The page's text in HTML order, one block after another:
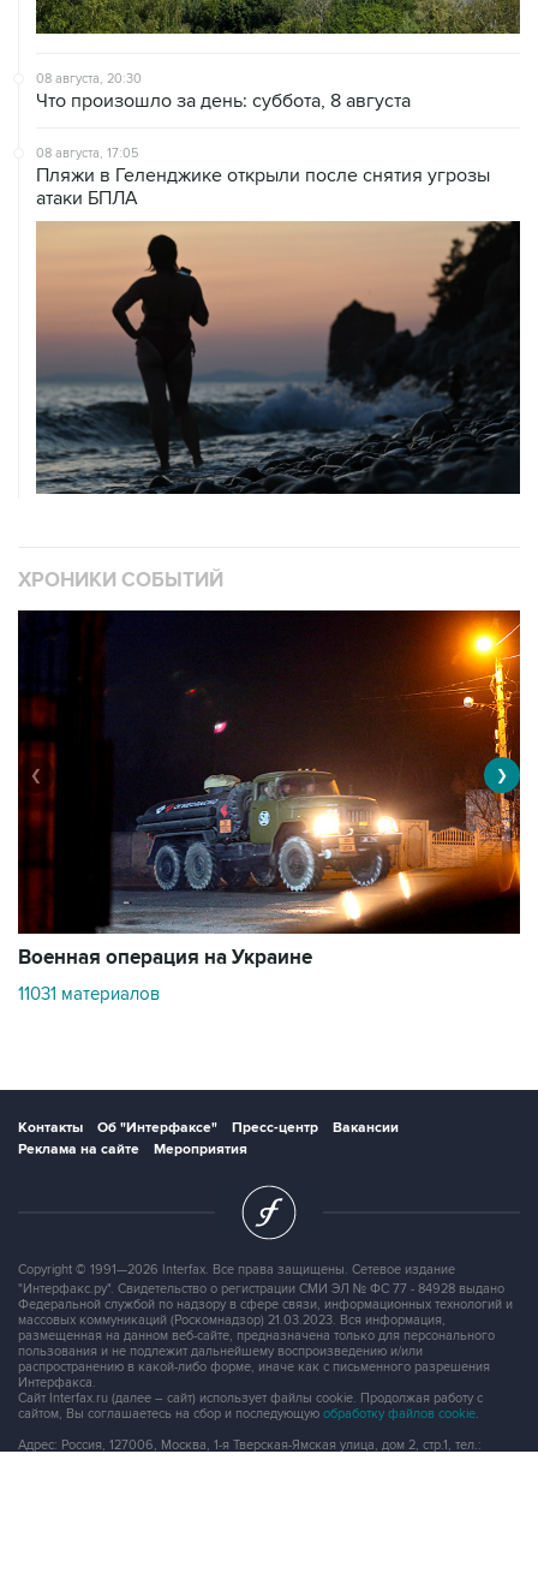
08 августа, 20:30
Что произошло за день: суббота, 8 августа
08 августа, 17:05
Пляжи в Геленджике открыли после снятия угрозы
атаки БПЛА
ХРОНИКИ СОБЫТИЙ
Военная операция на Украине
11031 материалов
❮ ❯
Контакты Об "Интерфаксе" Пресс-центр
Вакансии
Реклама на сайте
Мероприятия
Copyright © 1991—2026 Interfax. Все права защищены. Сетевое издание
"Интерфакс.ру". Свидетельство о регистрации СМИ ЭЛ № ФС 77 - 84928 выдано
Федеральной службой по надзору в сфере связи, информационных технологий и
массовых коммуникаций (Роскомнадзор) 21.03.2023. Вся информация,
размещенная на данном веб-сайте, предназначена только для персонального
пользования и не подлежит дальнейшему воспроизведению и/или
распространению в какой-либо форме, иначе как с письменного разрешения
Интерфакса.
Сайт Interfax.ru (далее – сайт) использует файлы cookie. Продолжая работу с
сайтом, Вы соглашаетесь на сбор и последующую обработку файлов cookie
Адрес: Россия, 127006, Москва, 1-я Тверская-Ямская улица, дом 2, стр.1, тел.: